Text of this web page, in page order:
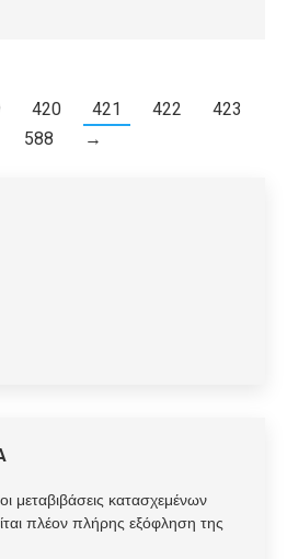
420 421 422
423
588 →
μεταβιβάσεις κατασχεμένων
πλέον πλήρης εξόφληση της